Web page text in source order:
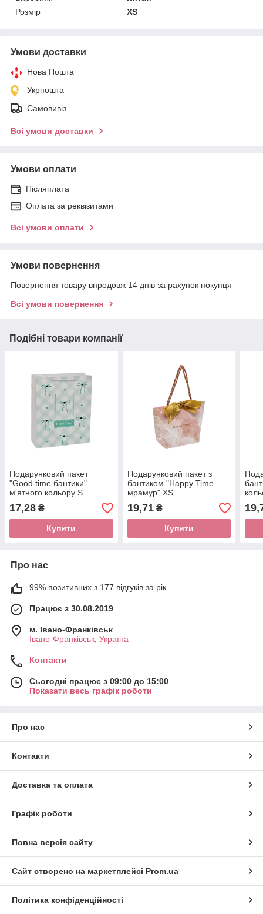
Розмір
XS
Умови доставки
Нова Пошта
Укрпошта
Самовивіз
Всі умови доставки
Умови оплати
Післяплата
Оплата за реквізитами
Всі умови оплати
Умови повернення
Повернення товару впродовж 14 днів за рахунок покупця
Всі умови повернення
Подібні товари компанії
Подарунковий пакет
"Good time бантики"
м'ятного кольору S
(18х8,5х24см) 1 шт.
17,28 ₴
Купити
Подарунковий пакет з
бантиком "Happy Time
мрамур" XS
(19,5х6,5х14см) 1 шт.
19,71₴
Купити
Про нас
99% позитивних з 177 відгуків за рік
Працює з 30.08.2019
м. Івано-Франківськ
Івано-Франківськ, Україна
Контакти
Сьогодні працює з 09:00 до 15:00
Показати весь графік роботи
Про нас
Контакти
Доставка та оплата
Графік роботи
Повна версія сайту
Сайт створено на маркетплейсі Prom.ua
Політика конфіденційності